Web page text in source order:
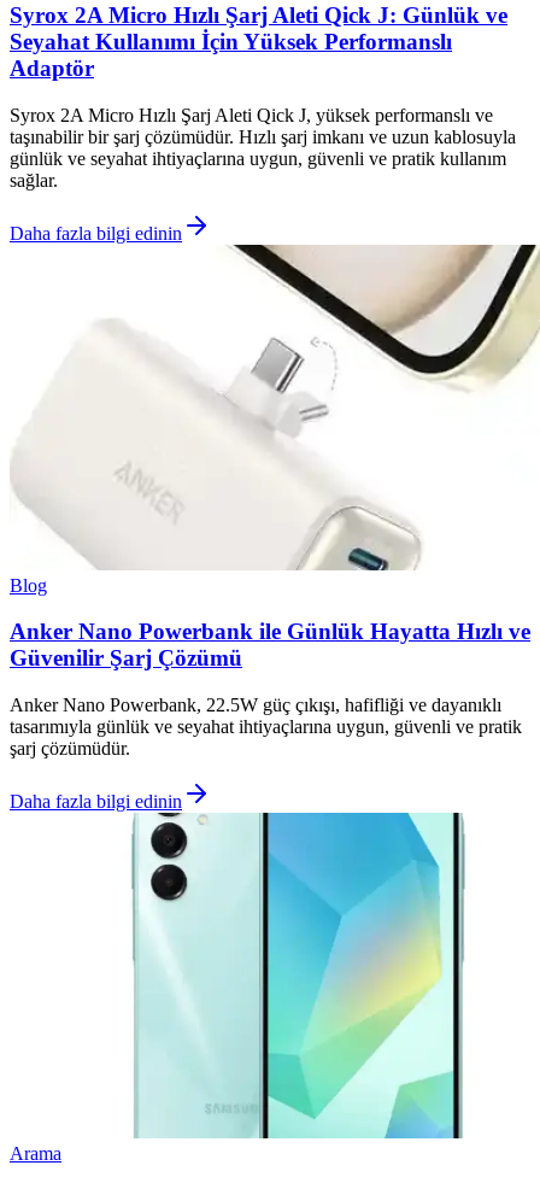
Syrox 2A Micro Hızlı Şarj Aleti Qick J: Günlük ve
Seyahat Kullanımı İçin Yüksek Performanslı
Adaptör
Syrox 2A Micro Hızlı Şarj Aleti Qick J, yüksek performanslı ve
taşınabilir bir şarj çözümüdür. Hızlı şarj imkanı ve uzun kablosuyla
günlük ve seyahat ihtiyaçlarına uygun, güvenli ve pratik kullanım
sağlar.
Daha fazla bilgi edinin
Blog
Anker Nano Powerbank ile Günlük Hayatta Hızlı ve
Güvenilir Şarj Çözümü
Anker Nano Powerbank, 22.5W güç çıkışı, hafifliği ve dayanıklı
tasarımıyla günlük ve seyahat ihtiyaçlarına uygun, güvenli ve pratik
şarj çözümüdür.
Daha fazla bilgi edinin
Arama